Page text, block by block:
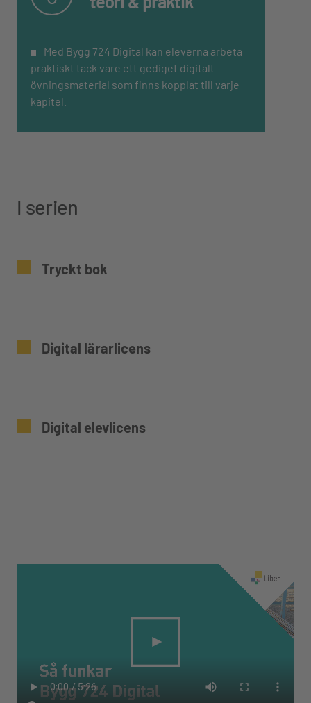
Med Bygg 724 Digital kan eleverna arbeta
praktiskt tack vare ett gediget digitalt
övningsmaterial som finns kopplat till varje
kapitel.
I serien
Tryckt bok
Digital lärarlicens
Digital elevlicens